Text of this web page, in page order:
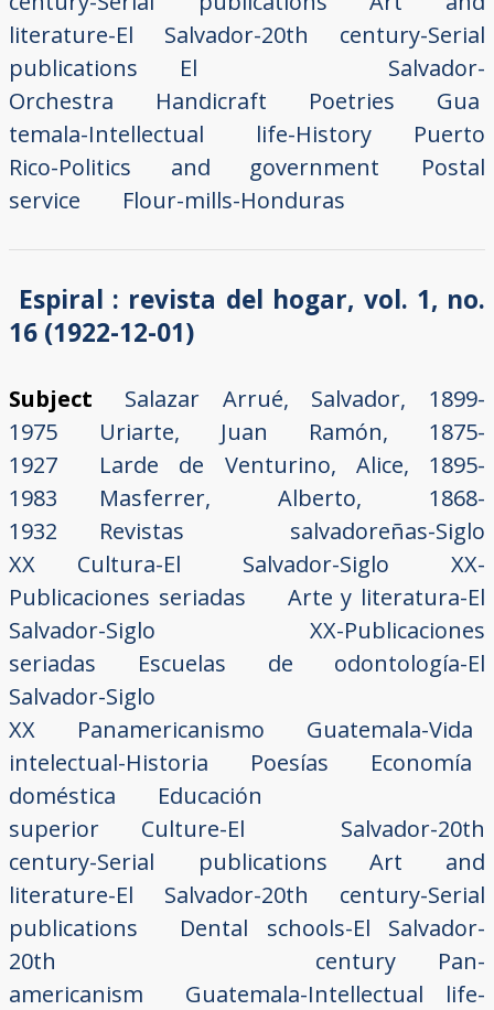
literature-El Salvador-20th century-Serial
publications
El Salvador-
Orchestra
Handicraft Poetries
Gua
temala-Intellectual life-History
Puerto
Rico-Politics and government
Postal
service
Flour-mills-Honduras
Espiral : revista del hogar, vol. 1, no.
16 (1922-12-01)
Subject
Salazar Arrué, Salvador, 1899-
1975
Uriarte, Juan Ramón, 1875-
1927
Larde de Venturino, Alice, 1895-
1983
Masferrer, Alberto, 1868-
1932
Revistas salvadoreñas-Siglo
XX
Cultura-El Salvador-Siglo XX-
Publicaciones seriadas
Arte y literatura-El
Salvador-Siglo XX-Publicaciones
seriadas
Escuelas de odontología-El
Salvador-Siglo
XX
Panamericanismo
Guatemala-Vida
intelectual-Historia
Poesías
Economía
doméstica
Educación
superior
Culture-El Salvador-20th
century-Serial publications
Art and
literature-El Salvador-20th century-Serial
publications
Dental schools-El Salvador-
20th century
Pan-
americanism
Guatemala-Intellectual life-